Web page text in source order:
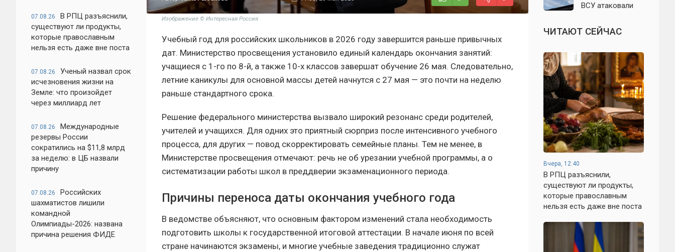
07.08.26
В РПЦ разъяснили,
существуют ли продукты,
которые православным
нельзя есть даже вне поста
07.08.26
Ученый назвал срок
исчезновения жизни на
Земле: что произойдет
через миллиард лет
07.08.26
Международные
резервы России
сократились на $11,8 млрд
за неделю: в ЦБ назвали
причину
07.08.26
Российских
шахматистов лишили
командной
Олимпиады-2026: названа
причина решения ФИДЕ
Изображение © Интересная Россия
Учебный год для российских школьников в 2026 году завершится раньше привычных
дат. Министерство просвещения установило единый календарь окончания занятий:
учащиеся с 1-го по 8-й, а также 10-х классов завершат обучение 26 мая. Следовательно,
летние каникулы для основной массы детей начнутся с 27 мая — это почти на неделю
раньше стандартного срока.
Решение федерального министерства вызвало широкий резонанс среди родителей,
учителей и учащихся. Для одних это приятный сюрприз после интенсивного учебного
процесса, для других — повод скорректировать семейные планы. Тем не менее, в
Министерстве просвещения отмечают: речь не об урезании учебной программы, а о
систематизации работы школ в преддверии экзаменационного периода.
Причины переноса даты окончания учебного года
В ведомстве объясняют, что основным фактором изменений стала необходимость
подготовить школы к государственной итоговой аттестации. В начале июня по всей
стране начинаются экзамены, и многие учебные заведения традиционно служат
известно к 7
ВСУ атаковали
Евпаторию и
район Сакской
ЧИТАЮТ СЕЙЧАС
Вчера, 12:40
В РПЦ разъяснили,
существуют ли продукты,
которые православным
нельзя есть даже вне поста